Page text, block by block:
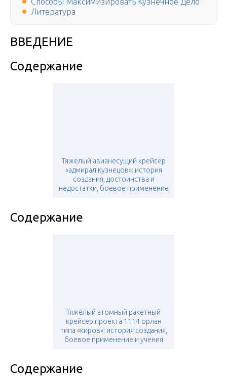
Литература
ВВЕДЕНИЕ
Содержание
Тяжелый авианесущий крейсер
«адмирал кузнецов»: история
создания, достоинства и
недостатки, боевое применение
Содержание
Тяжёлый атомный ракетный
крейсер проекта 1114 орлан
типа «киров»: история создания,
боевое применение и учения
Содержание